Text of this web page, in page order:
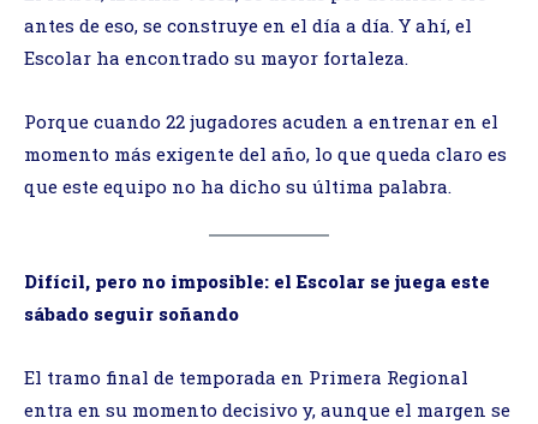
antes de eso, se construye en el día a día. Y ahí, el
Escolar ha encontrado su mayor fortaleza.
Porque cuando 22 jugadores acuden a entrenar en el
momento más exigente del año, lo que queda claro es
que este equipo no ha dicho su última palabra.
Difícil, pero no imposible: el Escolar se juega este
sábado seguir soñando
El tramo final de temporada en Primera Regional
entra en su momento decisivo y, aunque el margen se